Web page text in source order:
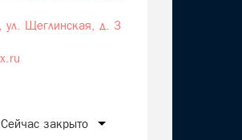
ул. Щеглинская, д. 3
Сейчас закрыто